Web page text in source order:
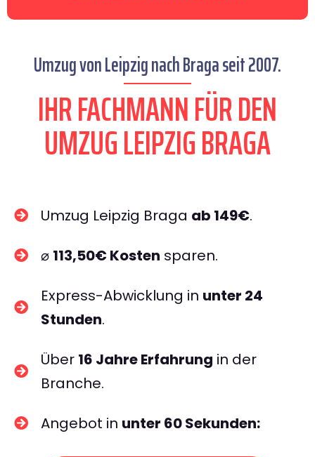
Umzug von Leipzig nach Braga seit 2007.
IHR FACHMANN FÜR DEN
UMZUG LEIPZIG BRAGA
Umzug Leipzig Braga ab 149€.
⌀ 113,50€ Kosten sparen.
Express-Abwicklung in unter 24
Stunden.
Über 16 Jahre Erfahrung in der
Branche.
Angebot in unter 60 Sekunden: